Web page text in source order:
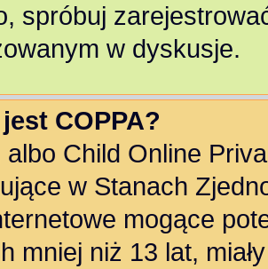
spróbuj
w dyskusje.
COPPA?
albo Child Online
w Stanach
mogące
mniej niż 13 lat,